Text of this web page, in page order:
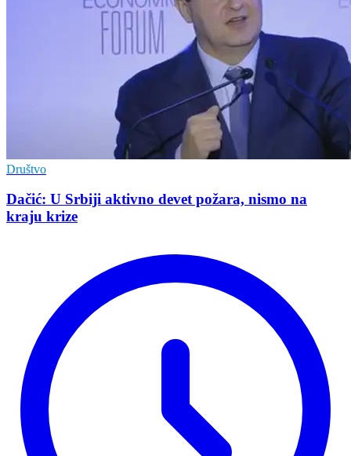
Društvo
Dačić: U Srbiji aktivno devet požara, nismo na
kraju krize